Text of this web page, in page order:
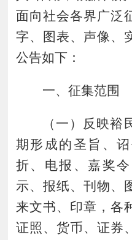
面向社会各界广泛
字、图表、声像、
公告如下：
一、征集范围
（ 一 ）
反映裕
期形成的圣旨、
折、电报、嘉奖
示、报纸、刊物、
来文书、印章，各
证照、货币、证券